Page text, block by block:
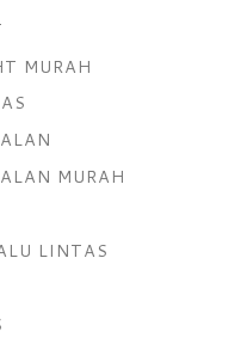
MURAH
MURAH
LINTAS